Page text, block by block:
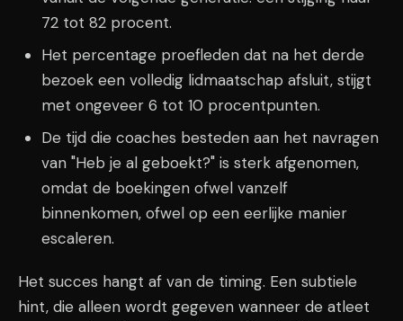
72 tot 82 procent.
Het percentage proefleden dat na het derde
bezoek een volledig lidmaatschap afsluit, stijgt
met ongeveer 6 tot 10 procentpunten.
De tijd die coaches besteden aan het navragen
van "Heb je al geboekt?" is sterk afgenomen,
omdat de boekingen ofwel vanzelf
binnenkomen, ofwel op een eerlijke manier
escaleren.
Het succes hangt af van de timing. Een subtiele
hint, die alleen wordt gegeven wanneer de atleet